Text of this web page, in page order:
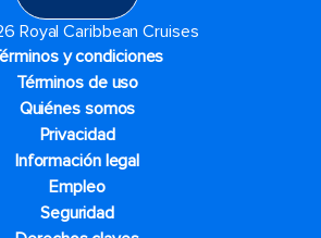
Royal Caribbean Cruises
y condiciones
Términos de uso
Quiénes somos
Privacidad
Información legal
Empleo
Seguridad